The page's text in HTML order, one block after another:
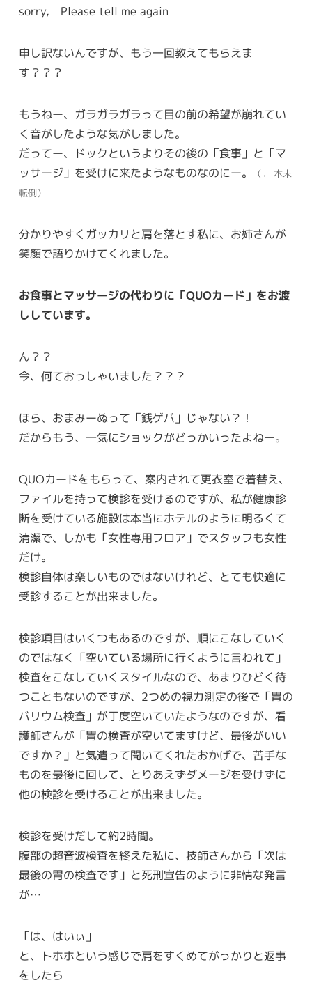
sorry, Please tell me again
申し訳ないんですが、もう一回教えてもらえま
す？？？
もうねー、ガラガラガラって目の前の希望が崩れてい
く音がしたような気がしました。
だってー、ドックというよりその後の「食事」と「マ
ッサージ」を受けに来たようなものなのにー。
（← 本末
転倒）
分かりやすくガッカリと肩を落とす私に、お姉さんが
笑顔で語りかけてくれました。
お食事とマッサージの代わりに「QUOカード」をお渡
ししています。
ん？？
今、何ておっしゃいました？？？
ほら、おまみーぬって「銭ゲバ」じゃない？！
だからもう、一気にショックがどっかいったよねー。
QUOカードをもらって、案内されて更衣室で着替え、
ファイルを持って検診を受けるのですが、私が健康診
断を受けている施設は本当にホテルのように明るくて
清潔で、しかも「女性専用フロア」でスタッフも女性
だけ。
検診自体は楽しいものではないけれど、とても快適に
受診することが出来ました。
検診項目はいくつもあるのですが、順にこなしていく
のではなく「空いている場所に行くように言われて」
検査をこなしていくスタイルなので、あまりひどく待
つこともないのですが、2つめの視力測定の後で「胃の
バリウム検査」が丁度空いていたようなのですが、看
護師さんが「胃の検査が空いてますけど、最後がいい
ですか？」と気遣って聞いてくれたおかげで、苦手な
ものを最後に回して、とりあえずダメージを受けずに
他の検診を受けることが出来ました。
検診を受けだして約2時間。
腹部の超音波検査を終えた私に、技師さんから「次は
最後の胃の検査です」と死刑宣告のように非情な発言
が…
「は、はいぃ」
と、トホホという感じで肩をすくめてがっかりと返事
をしたら